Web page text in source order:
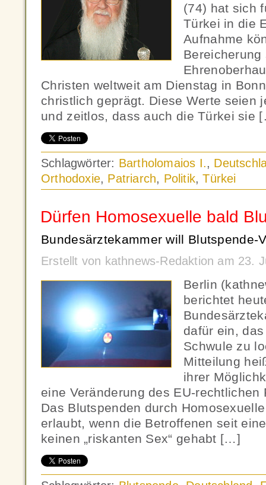
(74) hat sich
Türkei in die
Aufnahme
Christen weltweit am Dienstag in
christlich geprägt. Diese Werte seien
und zeitlos, dass auch die Türkei sie
Schlagwörter: Bartholomaios I.,
Orthodoxie, Patriarch, Politik,Türkei
Dürfen Homosexuelle bald
Bundesärztekammer will Blutspende-
Erstellt von kathnews-Redaktion am 23.
Berlin
berichtet
dafür ein,
Schwule zu
Mitteilung
ihrer
eine Veränderung des EU-rechtlichen
Das Blutspenden durch
erlaubt, wenn die Betroffenen seit
keinen „riskanten Sex“ gehabt […]